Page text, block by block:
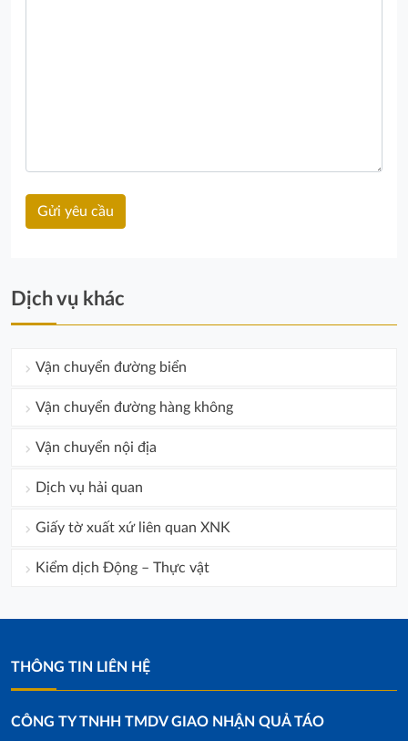
Dịch vụ khác
Vận chuyển đường biển
Vận chuyển đường hàng không
Vận chuyển nội địa
Dịch vụ hải quan
Giấy tờ xuất xứ liên quan XNK
Kiểm dịch Động – Thực vật
THÔNG TIN LIÊN HỆ
CÔNG TY TNHH TMDV GIAO NHẬN QUẢ TÁO